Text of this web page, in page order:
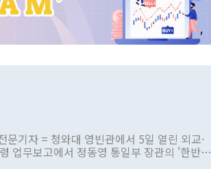
기자 = 청와대 영빈관에서 5일 열린 외교·
업무보고에서 정동영 통일부 장관의 '한반도